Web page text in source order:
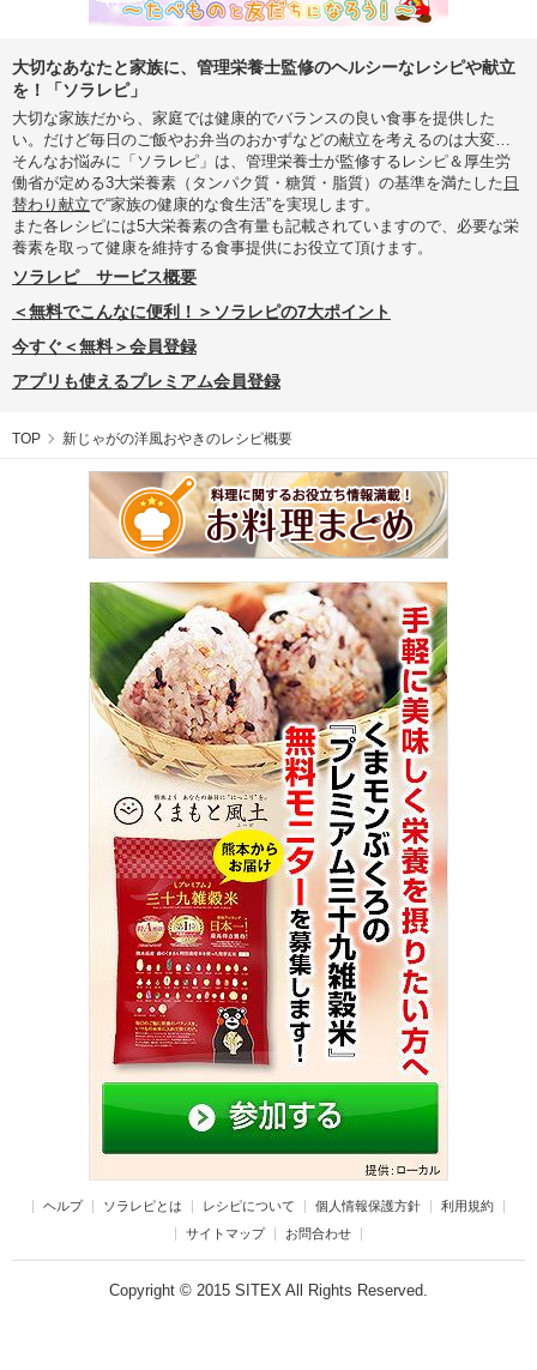
大切なあなたと家族に、管理栄養士監修のヘルシーなレシピや献立
を！「ソラレピ」
大切な家族だから、家庭では健康的でバランスの良い食事を提供した
い。だけど毎日のご飯やお弁当のおかずなどの献立を考えるのは大変…
そんなお悩みに「ソラレピ」は、管理栄養士が監修するレシピ＆厚生労
働省が定める3大栄養素（タンパク質・糖質・脂質）の基準を満たした 日
替わり献立で“家族の健康的な食生活”を実現します。
また各レシピには5大栄養素の含有量も記載されていますので、必要な栄
養素を取って健康を維持する食事提供にお役立て頂けます。
ソラレピ サービス概要
＜無料でこんなに便利！＞ソラレピの7大ポイント
今すぐ＜無料＞会員登録
アプリも使えるプレミアム会員登録
TOP 新じゃがの洋風おやきのレシピ概要
ヘルプ ソラレピとは レシピについて 個人情報保護方針
利用規約
サイトマップ
お問合わせ
Copyright © 2015 SITEX All Rights Reserved.